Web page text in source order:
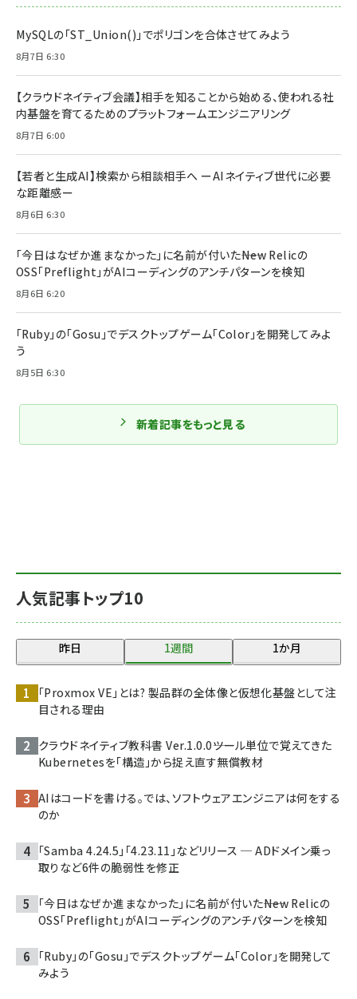
人気記事トップ10
昨日 1週間 1か月
「Proxmox VE」とは? 製品群の全体像と仮想化基盤として注
目される理由
クラウドネイティブ教科書 Ver.1.0.0――ツール単位で覚えてきた
Kubernetesを「構造」から捉え直す無償教材
AIはコードを書ける。では、ソフトウェアエンジニアは何をする
のか
「Samba 4.24.5」「4.23.11」などリリース ─ ADドメイン乗っ
取りなど6件の脆弱性を修正
「今日はなぜか進まなかった」に名前が付いた――New Relicの
OSS「Preflight」がAIコーディングのアンチパターンを検知
「Ruby」の「Gosu」でデスクトップゲーム「Color」を開発して
みよう
MySQLの「ST_Union()」でポリゴンを合体させてみよう
8月7日 6:30
【クラウドネイティブ会議】相手を知ることから始める、使われる社
内基盤を育てるためのプラットフォームエンジニアリング
8月7日 6:00
【若者と生成AI】検索から相談相手へ ーAIネイティブ世代に必要
な距離感ー
8月6日 6:30
「今日はなぜか進まなかった」に名前が付いた――New Relicの
OSS「Preflight」がAIコーディングのアンチパターンを検知
8月6日 6:20
「Ruby」の「Gosu」でデスクトップゲーム「Color」を開発してみよ
う
8月5日 6:30
新着記事をもっと見る